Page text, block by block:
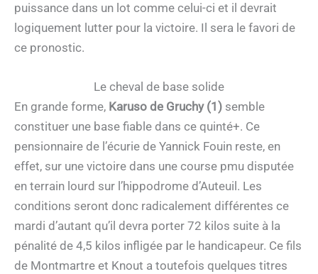
puissance dans un lot comme celui-ci et il devrait
logiquement lutter pour la victoire. Il sera le favori de
ce pronostic.
Le cheval de base solide
En grande forme, Karuso de Gruchy (1) semble
constituer une base fiable dans ce quinté+. Ce
pensionnaire de l’écurie de Yannick Fouin reste, en
effet, sur une victoire dans une course pmu disputée
en terrain lourd sur l’hippodrome d’Auteuil. Les
conditions seront donc radicalement différentes ce
mardi d’autant qu’il devra porter 72 kilos suite à la
pénalité de 4,5 kilos infligée par le handicapeur. Ce fils
de Montmartre et Knout a toutefois quelques titres